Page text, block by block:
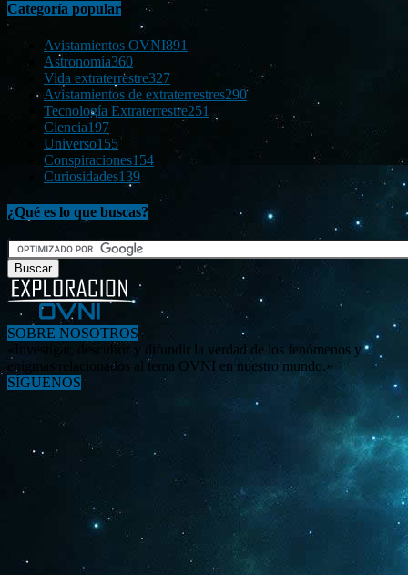
Categoría popular
Avistamientos OVNI891
Astronomía360
Vida extraterrestre327
Avistamientos de extraterrestres290
Tecnología Extraterrestre251
Ciencia197
Universo155
Conspiraciones154
Curiosidades139
¿Qué es lo que buscas?
SOBRE NOSOTROS
«Investigar, descubrir y difundir la verdad de los fenómenos y
enigmas relacionados al tema OVNI en nuestro mundo.»
SÍGUENOS